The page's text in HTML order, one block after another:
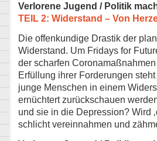
Verlorene Jugend / Politik
TEIL 2: Widerstand – Von
Die offenkundige Drastik der
Widerstand. Um Fridays for
der scharfen
Erfüllung ihrer Forderungen
junge Menschen in einem
ernüchtert zurückschauen
und sie in die Depression? Wird
schlicht vereinnahmen und